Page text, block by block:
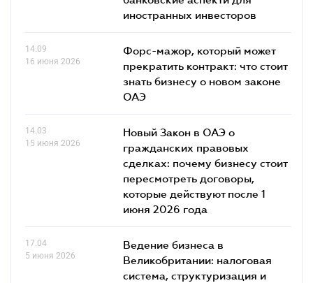
иностранных инвесторов
14.09
16 июня 2026
Форс-мажор, который может
прекратить контракт: что стоит
знать бизнесу о новом законе
ОАЭ
14.03
15 июня 2026
Новый Закон в ОАЭ о
гражданских правовых
сделках: почему бизнесу стоит
пересмотреть договоры,
которые действуют после 1
июня 2026 года
17.04
5 июня 2026
Ведение бизнеса в
Великобритании: налоговая
система, структуризация и